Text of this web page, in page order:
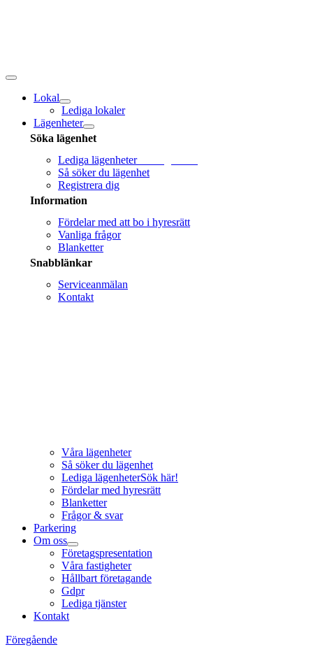
Toggle
navigation
Lokal
Lediga lokaler
Lägenheter
Söka lägenhet
Lediga lägenheterSök lägenhet!
Så söker du lägenhet
Registrera dig
Information
Fördelar med att bo i hyresrätt
Vanliga frågor
Blanketter
Snabblänkar
Serviceanmälan
Kontakt
Våra lägenheter
Så söker du lägenhet
Lediga lägenheterSök här!
Fördelar med hyresrätt
Blanketter
Frågor & svar
Parkering
Om oss
Företagspresentation
Våra fastigheter
Hållbart företagande
Gdpr
Lediga tjänster
Kontakt
Föregående